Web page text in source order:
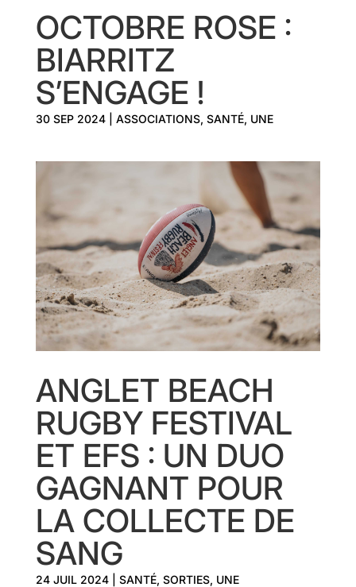
OCTOBRE ROSE :
BIARRITZ
S’ENGAGE !
30 SEP 2024| ASSOCIATIONS, SANTÉ, UNE
ANGLET BEACH
RUGBY FESTIVAL
ET EFS : UN DUO
GAGNANT POUR
LA COLLECTE DE
SANG
24 JUIL 2024| SANTÉ, SORTIES, UNE